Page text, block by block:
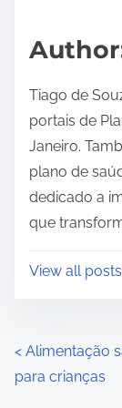
m
Tiago de
portais de
Janeiro.
plano de
dedicado a
que
View all
P
o
< Alimentação
para crianças